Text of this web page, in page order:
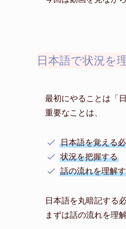
日本語で状況を
最初にやることは「
重要なことは、
日本語を覚える
状況を把握する
話の流れを理解
日本語を丸暗記する
まずは話の流れを理